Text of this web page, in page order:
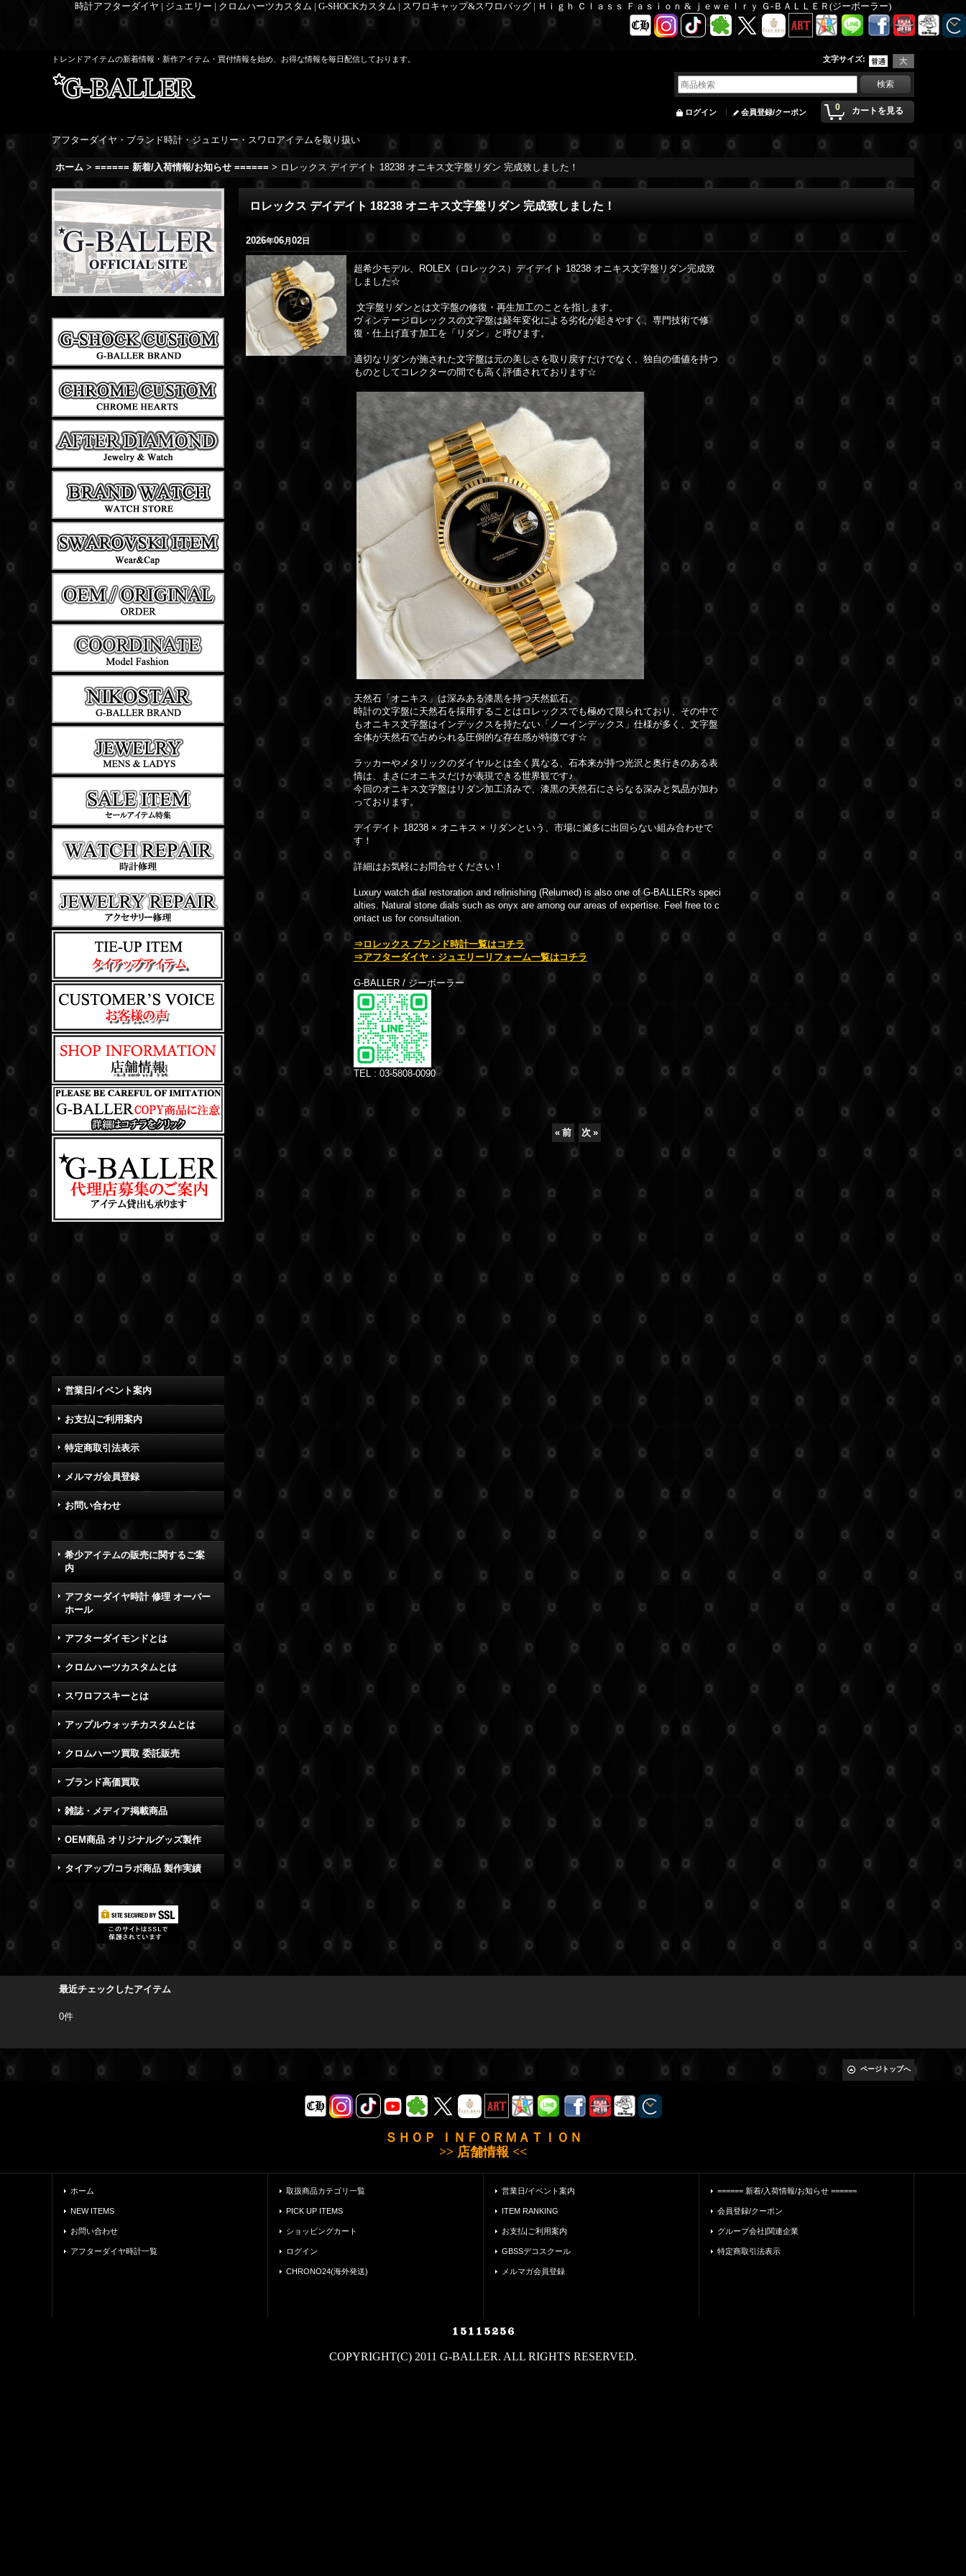
時計アフターダイヤ | ジュエリー | クロムハーツカスタム | G-SHOCKカスタム | スワロキャップ&スワロバッグ | Ｈｉｇｈ Ｃｌａｓｓ Ｆａｓｉｏｎ & ｊｅｗｅｌｒｙ Ｇ-ＢＡＬＬＥＲ(ジーボーラー)
トレンドアイテムの新着情報・新作アイテム・買付情報を始め、お得な情報を毎日配信しております。 文字サイズ:
0 カートを見る
ログイン 会員登録/クーポン
アフターダイヤ・ブランド時計・ジュエリー・スワロアイテムを取り扱い
ホーム > ====== 新着/入荷情報/お知らせ ====== > ロレックス デイデイト 18238 オニキス文字盤リダン 完成致しました！
営業日/イベント案内
お支払|ご利用案内
特定商取引法表示
メルマガ会員登録
お問い合わせ
希少アイテムの販売に関するご案
内
アフターダイヤ時計 修理 オーバー
ホール
アフターダイモンドとは
クロムハーツカスタムとは
スワロフスキーとは
アップルウォッチカスタムとは
クロムハーツ買取 委託販売
ブランド高価買取
雑誌・メディア掲載商品
OEM商品 オリジナルグッズ製作
タイアップ/コラボ商品 製作実績
ロレックス デイデイト 18238 オニキス文字盤リダン 完成致しました！
2026年06月02日
超希少モデル、ROLEX（ロレックス）デイデイト 18238 オニキス文字盤リダン完成致
しました☆
文字盤リダンとは文字盤の修復・再生加工のことを指します。
ヴィンテージロレックスの文字盤は経年変化による劣化が起きやすく、専門技術で修
復・仕上げ直す加工を「リダン」と呼びます。
適切なリダンが施された文字盤は元の美しさを取り戻すだけでなく、独自の価値を持つ
ものとしてコレクターの間でも高く評価されております☆
天然石「オニキス」は深みある漆黒を持つ天然鉱石。
時計の文字盤に天然石を採用することはロレックスでも極めて限られており、その中で
もオニキス文字盤はインデックスを持たない「ノーインデックス」仕様が多く、文字盤
全体が天然石で占められる圧倒的な存在感が特徴です☆
ラッカーやメタリックのダイヤルとは全く異なる、石本来が持つ光沢と奥行きのある表
情は、まさにオニキスだけが表現できる世界観です♪
今回のオニキス文字盤はリダン加工済みで、漆黒の天然石にさらなる深みと気品が加わ
っております。
デイデイト 18238 × オニキス × リダンという、市場に滅多に出回らない組み合わせで
す！
詳細はお気軽にお問合せください！
Luxury watch dial restoration and refinishing (Relumed) is also one of G-BALLER's speci
alties. Natural stone dials such as onyx are among our areas of expertise. Feel free to c
ontact us for consultation.
⇒ロレックス ブランド時計一覧はコチラ
⇒アフターダイヤ・ジュエリーリフォーム一覧はコチラ
G-BALLER / ジーボーラー
TEL : 03-5808-0090
« 前 次 »
最近チェックしたアイテム
0件
ページトップへ
ＳＨＯＰ ＩＮＦＯＲＭＡＴＩＯＮ
>> 店舗情報 <<
ホーム
NEW ITEMS
お問い合わせ
アフターダイヤ時計一覧
取扱商品カテゴリ一覧
PICK UP ITEMS
ショッピングカート
ログイン
CHRONO24(海外発送)
営業日/イベント案内
ITEM RANKING
お支払|ご利用案内
GBSSデコスクール
メルマガ会員登録
====== 新着/入荷情報/お知らせ ======
会員登録/クーポン
グループ会社|関連企業
特定商取引法表示
COPYRIGHT(C) 2011 G-BALLER. ALL RIGHTS RESERVED.